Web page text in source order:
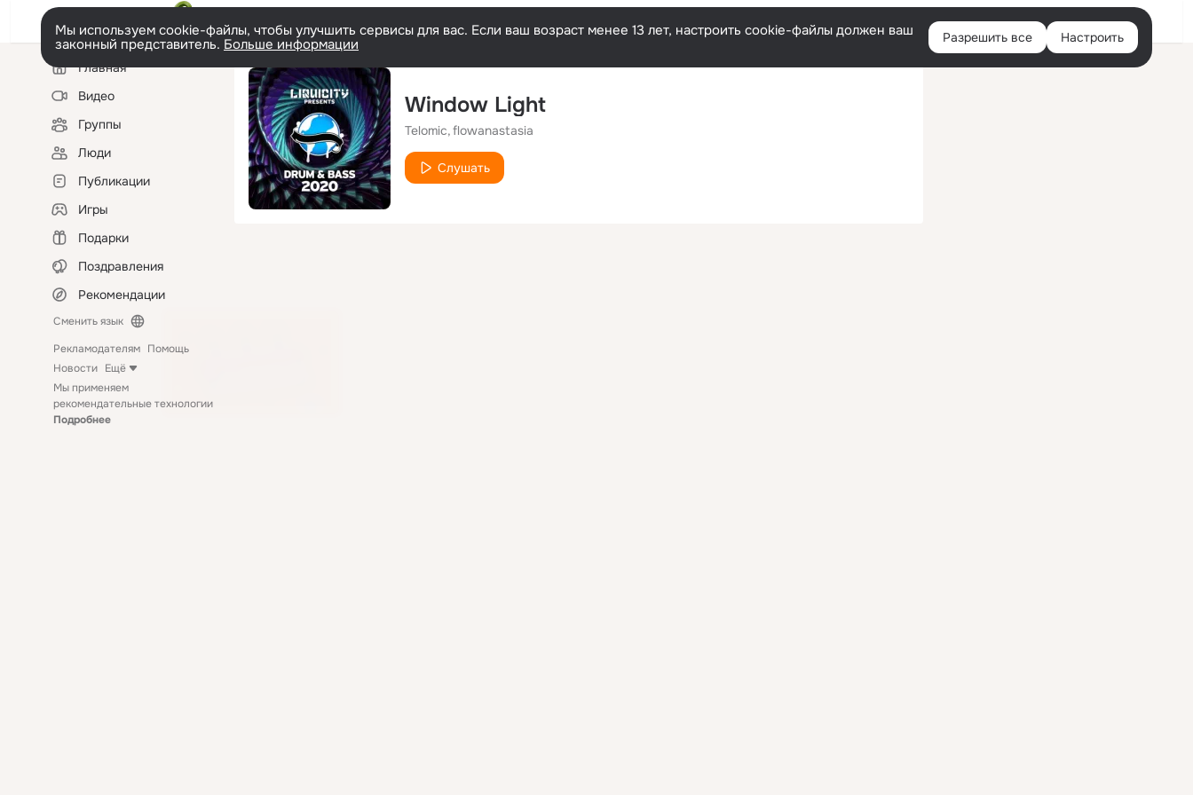
Войти
Мы используем cookie-файлы, чтобы улучшить сервисы для вас. Если ваш возраст менее 13 лет, настроить cookie-файлы должен ваш
законный представитель. Больше информации Разрешить все Настроить
Левая
колонкаГлавная
Видео
Группы
Люди
Публикации
Игры
Подарки
Поздравления
Рекомендации
Сменить язык
Рекламодателям Помощь
Новости Ещё
Мы применяем
рекомендательные технологии
Подробнее
Window Light
Telomic flowanastasia
Слушать